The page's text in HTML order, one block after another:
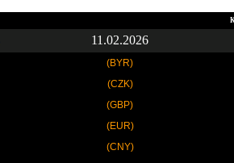
11.02.2026
(BYR)
(CZK)
(GBP)
(EUR)
(CNY)